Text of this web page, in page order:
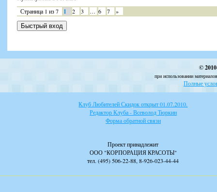
Страница 1 из7 1 2 3 … 6 7 »
©
при использовании
Полные
Клуб Любителей Скидок открыт 01.07.2010.
Редактор Клуба - Всеволод Тюркин
Форма обратной связи
Проект принадлежит
ООО "КОРПОРАЦИЯ КРАСОТЫ"
тел. (495) 506-22-88, 8-926-023-44-44